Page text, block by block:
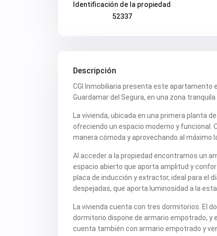
Identificación de la propiedad
52337
Descripción
CGI Inmobiliaria presenta este apartamento
Guardamar del Segura, en una zona
La vivienda, ubicada en una primera planta
ofreciendo un espacio moderno y funcional.
manera cómoda y aprovechando al máximo
Al acceder a la propiedad encontramos un
espacio abierto que aporta amplitud y
placa de inducción y extractor, ideal para el
despejadas, que aporta luminosidad a la
La vivienda cuenta con tres dormitorios. El
dormitorio dispone de armario empotrado,
cuenta también con armario empotrado y